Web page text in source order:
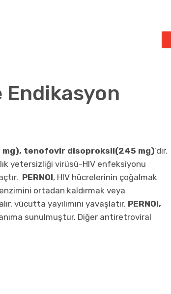
Endikasyon
tenofovir disoproksil(245 mg)‘dir.
yetersizliği virüsü-HIV enfeksiyonu
PERNOI, HIV hücrelerinin çoğalmak
ortadan kaldırmak veya
vücutta yayılımını yavaşlatır. PERNOI,
sunulmuştur. Diğer antiretroviral